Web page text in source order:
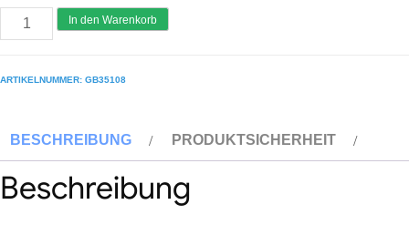
GÜNZBURGER
Sprossen-
GFK/Alu
Traverse
In den Warenkorb
ARTIKELNUMMER: GB35108
BESCHREIBUNG PRODUKTSICHERHEIT
Beschreibung